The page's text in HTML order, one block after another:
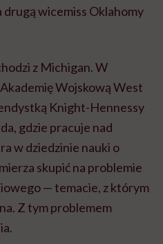
wicemiss Oklahomy
z Michigan. W
Wojskową West
Knight-Hennessy
gdzie pracuje nad
w dziedzinie nauki o
skupić na problemie
— temacie, z którym
Z tym problemem